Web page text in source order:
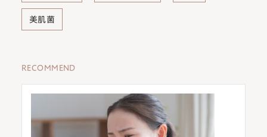
美肌菌
RECOMMEND